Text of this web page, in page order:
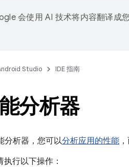
会使用 AI 技术将内容翻译成
Studio IDE 指南
分析器
分析器，您可以分析应用的性能
行以下操作：